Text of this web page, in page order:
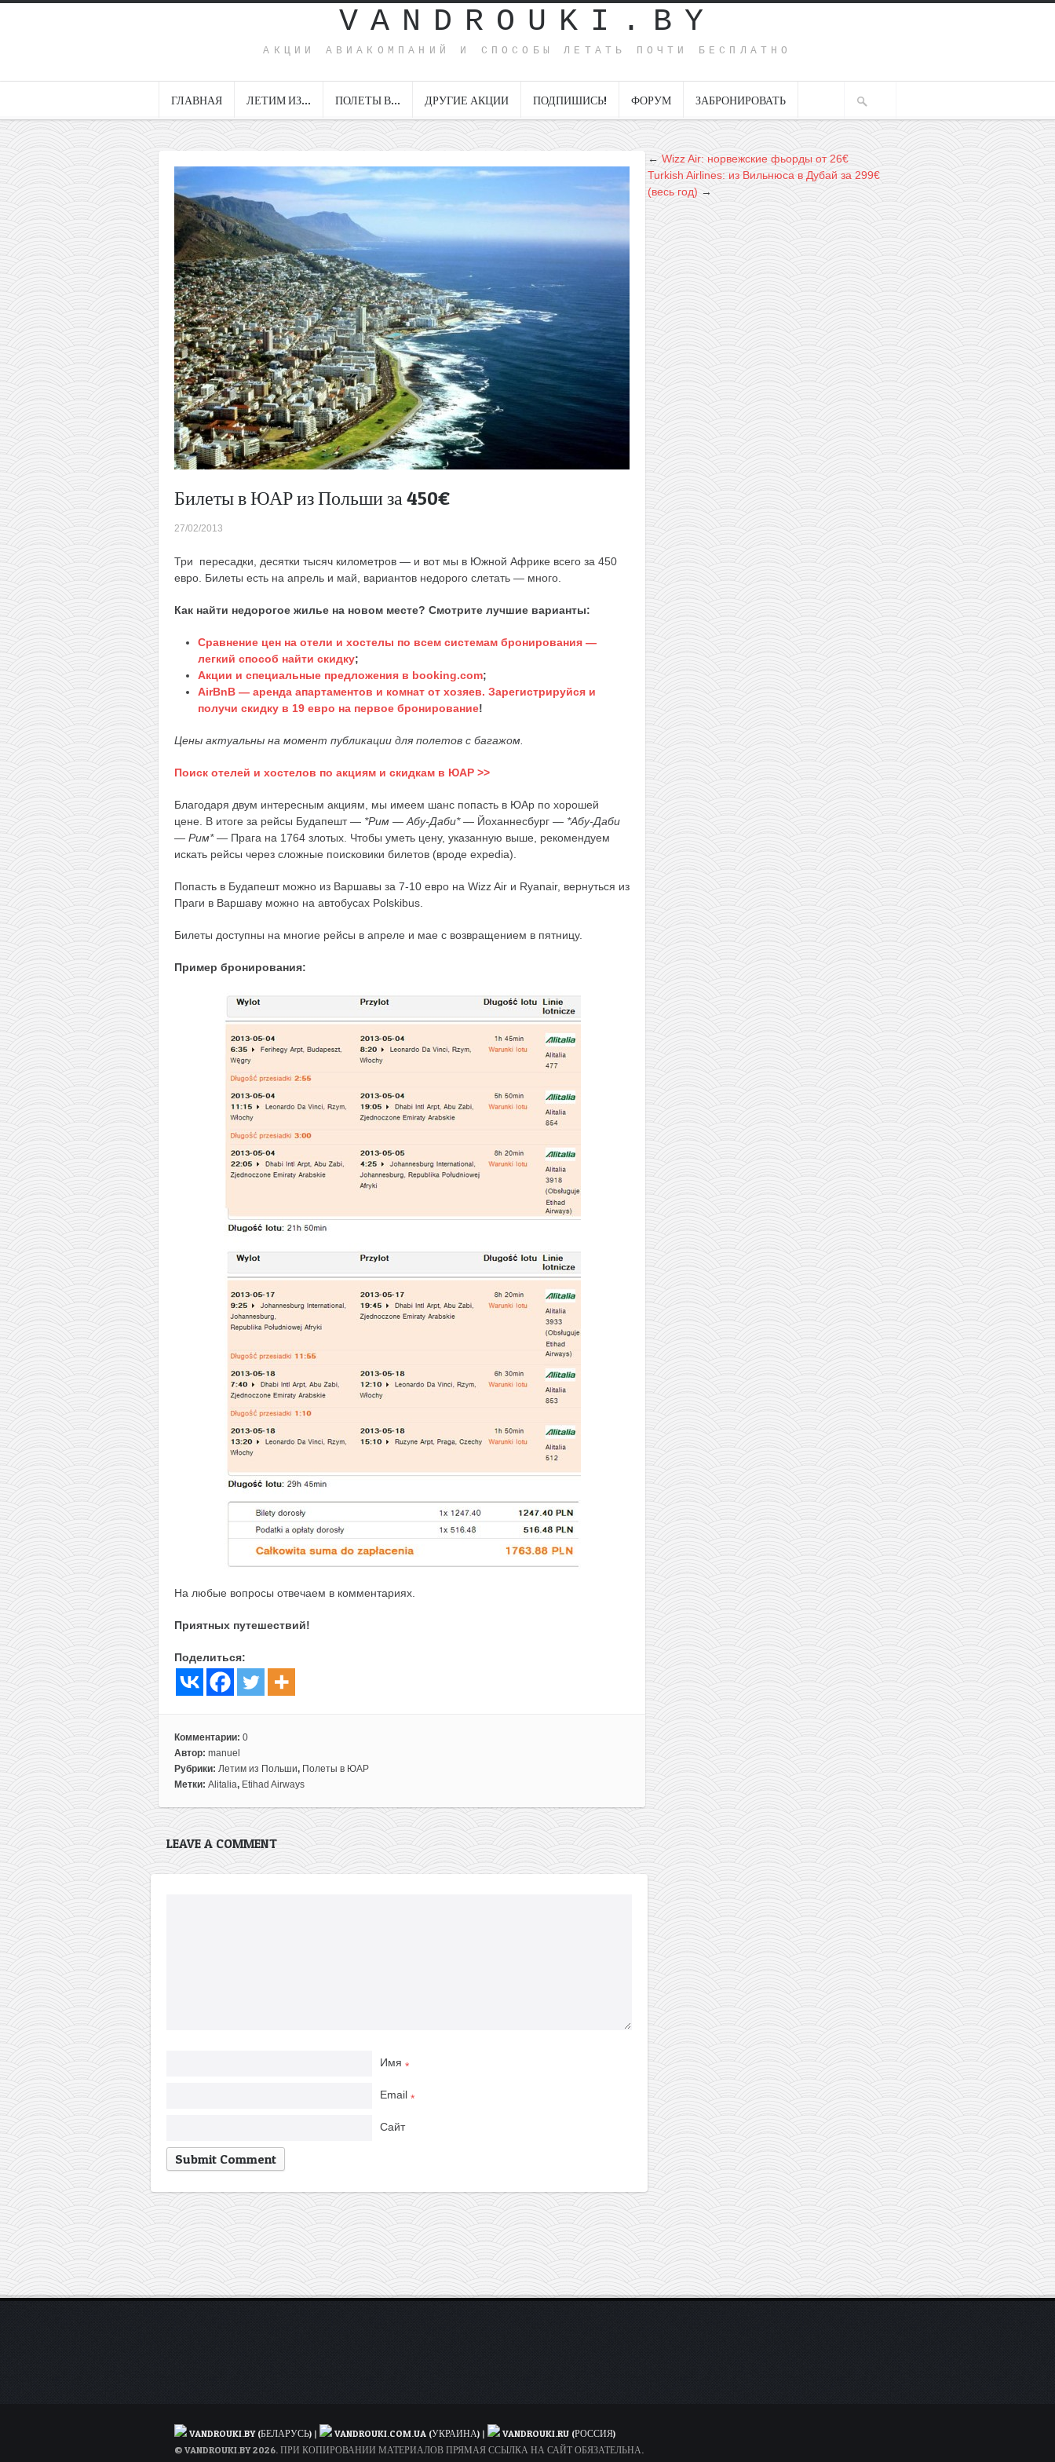
VANDROUKI.BY
АКЦИИ АВИАКОМПАНИЙ И СПОСОБЫ ЛЕТАТЬ ПОЧТИ БЕСПЛАТНО
ГЛАВНАЯ ЛЕТИМ ИЗ… ПОЛЕТЫ В… ДРУГИЕ АКЦИИ ПОДПИШИСЬ! ФОРУМ ЗАБРОНИРОВАТЬ
Билеты в ЮАР из Польши за 450€
27/02/2013
Три пересадки, десятки тысяч километров — и вот мы в Южной Африке всего за 450
евро. Билеты есть на апрель и май, вариантов недорого слетать — много.
Как найти недорогое жилье на новом месте? Смотрите лучшие варианты:
Сравнение цен на отели и хостелы по всем системам бронирования —
легкий способ найти скидку;
Акции и специальные предложения в booking.com;
AirBnB — аренда апартаментов и комнат от хозяев. Зарегистрируйся и
получи скидку в 19 евро на первое бронирование!
Цены актуальны на момент публикации для полетов с багажом.
Поиск отелей и хостелов по акциям и скидкам в ЮАР >>
Благодаря двум интересным акциям, мы имеем шанс попасть в ЮАр по хорошей
цене. В итоге за рейсы Будапешт — *Рим — Абу-Даби*— Йоханнесбург — *Абу-Даби
— Рим*— Прага на 1764 злотых. Чтобы уметь цену, указанную выше, рекомендуем
искать рейсы через сложные поисковики билетов (вроде expedia).
Попасть в Будапешт можно из Варшавы за 7-10 евро на Wizz Air и Ryanair, вернуться из
Праги в Варшаву можно на автобусах Polskibus.
Билеты доступны на многие рейсы в апреле и мае с возвращением в пятницу.
Пример бронирования:
На любые вопросы отвечаем в комментариях.
Приятных путешествий!
Поделиться:
Комментарии: 0
Автор: manuel
Рубрики: Летим из Польши, Полеты в ЮАР
Метки: Alitalia, Etihad Airways
LEAVE A COMMENT
Имя *
Email *
Сайт
←Wizz Air: норвежские фьорды от 26€
Turkish Airlines: из Вильнюса в Дубай за 299€
(весь год) →
VANDROUKI.BY (БЕЛАРУСЬ) | VANDROUKI.COM.UA (УКРАИНА) |
VANDROUKI.RU (РОССИЯ)
© VANDROUKI.BY 2026. ПРИ КОПИРОВАНИИ МАТЕРИАЛОВ ПРЯМАЯ ССЫЛКА НА САЙТ ОБЯЗАТЕЛЬНА.